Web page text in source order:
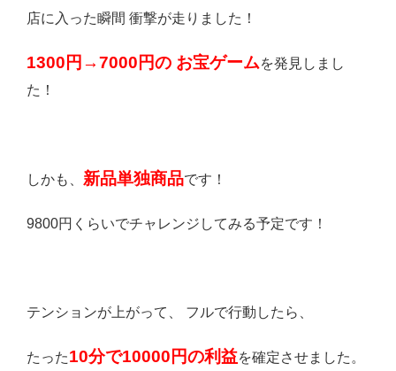
店に入った瞬間 衝撃が走りました！
1300円→7000円の お宝ゲームを発見しまし
た！
しかも、 新品単独商品です！
9800円くらいでチャレンジしてみる予定です！
テンションが上がって、 フルで行動したら、
たった10分で10000円の利益を確定させました。